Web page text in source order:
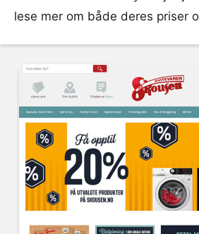
lese mer om både deres priser